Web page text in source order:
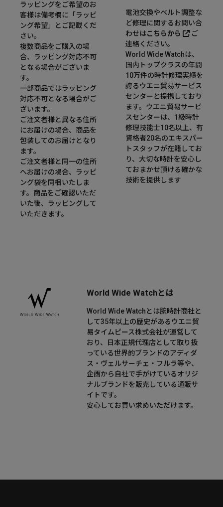
ラッピングをご希望のお
客様は備考欄に「ラッピ
ング希望」とご記載くだ
さい。
複数商品をご購入の場
合、ラッピング対応不可
となる場合がございま
す。
一部商品ではラッピング
対応不可となる場合がご
ざいます。
ご注文者様と異なる住所
にお届けの場合、商品を
包装してのお届けとなり
ます。
ご注文者様と同一の住所
へお届けの場合、ラッピ
ング袋を同梱いたしま
す。商品をご確認いただ
いた後、ラッピングして
いただきます。
電池交換やベルト調整な
ど修理に関するお問い合
わせはこちらから
ご
連絡ください。
World Wide Watchは、
国内トップクラスの年間
10万件の時計修理実績を
誇るウエニ貿易サービス
センターと提携しており
ます。ウエニ貿易サービ
スセンターは、1級時計
修理技能士10名以上、有
資格者20名のエキスパー
トスタッフが在籍してお
り、大切な時計を安心し
ておまかせ頂ける確かな
技術を提供します
World Wide Watchとは
World Wide Watchとは腕時計商社と
して35年以上の歴史があるウエニ貿
易タイムピース株式会社が運営して
おり、日本正規代理店として取り扱
っている世界的ブランドのアディダ
ス・ヴェルサーチェ・フルラ等や、
企画から自社で手がけているオリジ
ナルブランドを販売している通販サ
イトです。
安心してお買い求めいただけます。